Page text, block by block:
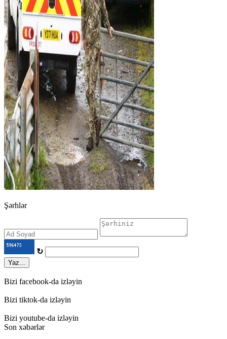
Şərhlər
↻
Yaz...
Bizi facebook-da izləyin
Bizi tiktok-da izləyin
Bizi youtube-da izləyin
Son xəbərlər